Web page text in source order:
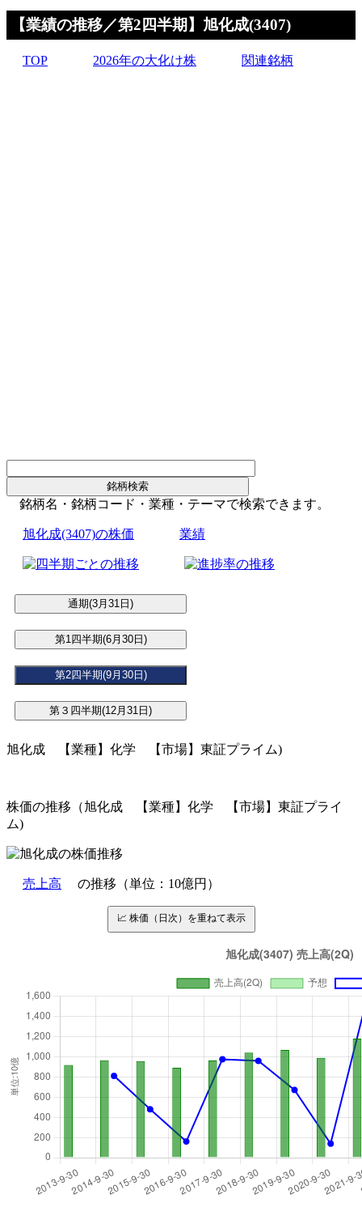
【業績の推移／第2四半期】旭化成(3407)
TOP 2026年の大化け株 関連銘柄
銘柄名・銘柄コード・業種・テーマで検索できます。
旭化成(3407)の株価 業績
旭化成 【業種】化学 【市場】東証プライム)
株価の推移（旭化成 【業種】化学 【市場】東証プライ
ム)
売上高 の推移（単位：10億円）
📈 株価（日次）を重ねて表示